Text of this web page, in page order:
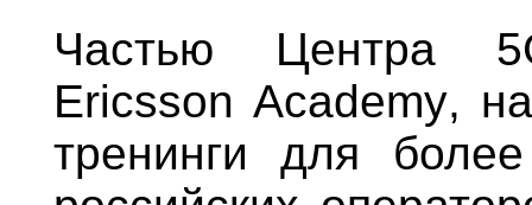
Частью Центра 5
EricssonAcademy,
тренинги для